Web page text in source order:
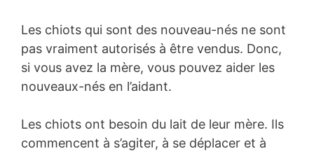
Les chiots qui sont des nouveau-nés ne sont
pas vraiment autorisés à être vendus. Donc,
si vous avez la mère, vous pouvez aider les
nouveaux-nés en l’aidant.
Les chiots ont besoin du lait de leur mère. Ils
commencent à s’agiter, à se déplacer et à